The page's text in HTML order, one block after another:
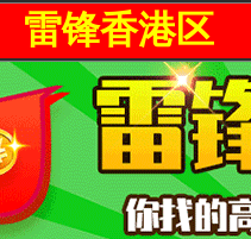
雷锋香港区